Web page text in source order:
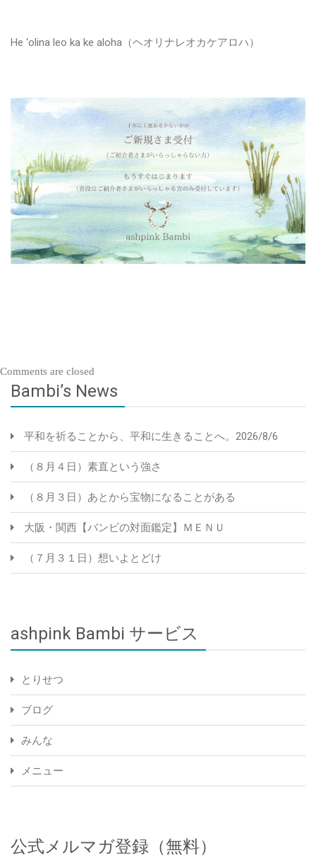
He ‘olina leo ka ke aloha（ヘオリナレオカケアロハ）
Comments are closed
Bambi’s News
平和を祈ることから、平和に生きることへ。2026/8/6
（８月４日）素直という強さ
（８月３日）あとから宝物になることがある
大阪・関西【バンビの対面鑑定】ＭＥＮＵ
（７月３１日）想いよとどけ
ashpink Bambi サービス
とりせつ
ブログ
みんな
メニュー
公式メルマガ登録（無料）